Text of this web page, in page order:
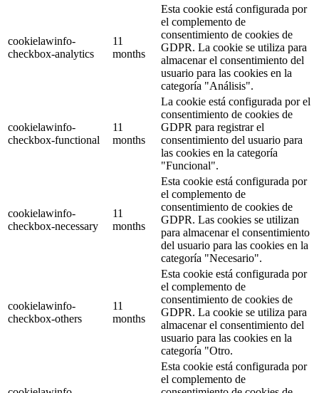
cookielawinfo-
checkbox-analytics
11
months
Esta cookie está configurada por
el complemento de
consentimiento de cookies de
GDPR. La cookie se utiliza para
almacenar el consentimiento del
usuario para las cookies en la
categoría "Análisis".
cookielawinfo-
checkbox-functional
11
months
La cookie está configurada por el
consentimiento de cookies de
GDPR para registrar el
consentimiento del usuario para
las cookies en la categoría
"Funcional".
cookielawinfo-
checkbox-necessary
11
months
Esta cookie está configurada por
el complemento de
consentimiento de cookies de
GDPR. Las cookies se utilizan
para almacenar el consentimiento
del usuario para las cookies en la
categoría "Necesario".
cookielawinfo-
checkbox-others
11
months
Esta cookie está configurada por
el complemento de
consentimiento de cookies de
GDPR. La cookie se utiliza para
almacenar el consentimiento del
usuario para las cookies en la
categoría "Otro.
Esta cookie está configurada por
el complemento de